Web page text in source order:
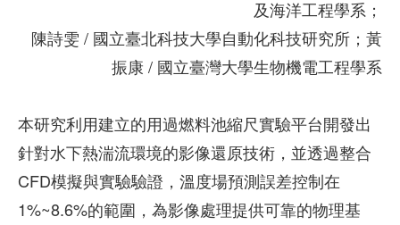
及海洋工程學系；
陳詩雯 / 國立臺北科技大學自動化科技研究所；黃
振康 / 國立臺灣大學生物機電工程學系
本研究利用建立的用過燃料池縮尺實驗平台開發出
針對水下熱湍流環境的影像還原技術，並透過整合
CFD模擬與實驗驗證，溫度場預測誤差控制在
1%~8.6%的範圍，為影像處理提供可靠的物理基